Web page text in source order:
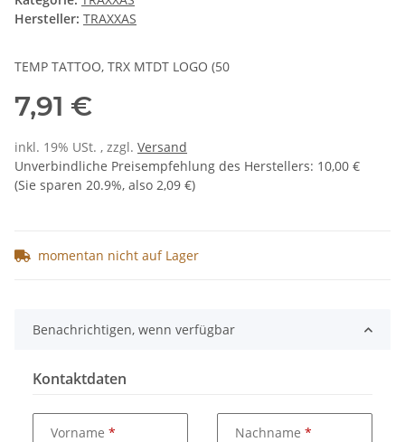
Hersteller: TRAXXAS
TEMP TATTOO, TRX MTDT LOGO (50
7,91 €
inkl. 19% USt. , zzgl. Versand
Unverbindliche Preisempfehlung des Herstellers: 10,00 €
(Sie sparen 20.9%, also 2,09 €)
momentan nicht auf Lager
Benachrichtigen, wenn verfügbar
Kontaktdaten
Vorname Nachname